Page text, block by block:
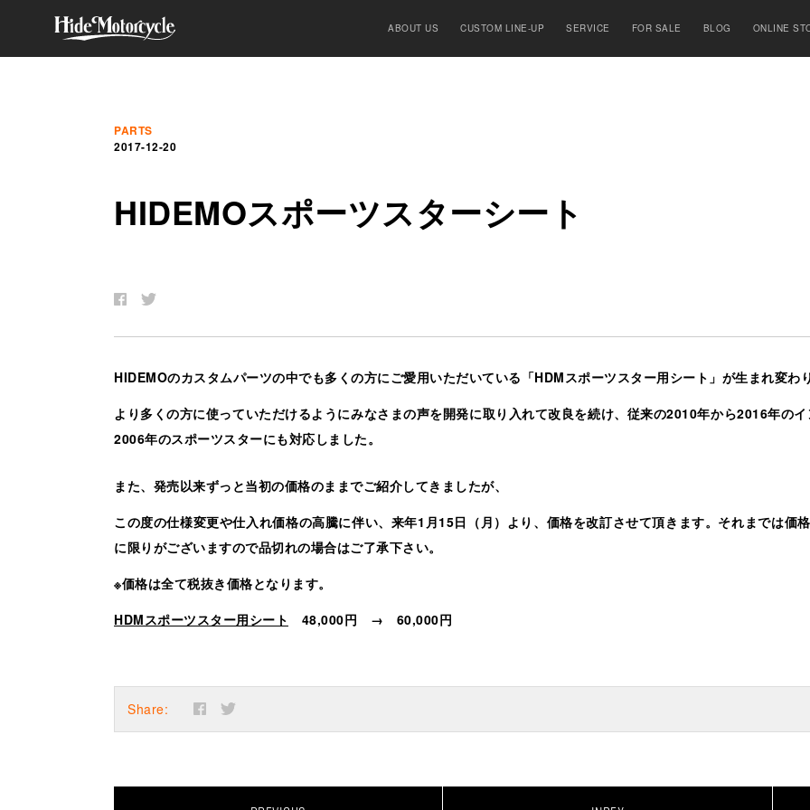
ABOUT US CUSTOM LINE-UP SERVICE FOR SALE BLOG ONLINE
PARTS
2017-12-20
HIDEMOスポーツスターシー ト
HIDEMOのカスタムパーツの中でも多くの方にご愛用いただいている「HDMスポーツスター用シート」が生まれ変わ
より多くの方に使っていただけるようにみなさまの声を開発に取り入れて改良を続け、従来の2010年から2016年の
2006年のスポーツスターにも対応 しました。
また、発売以来ずっと当初の価格のままでご紹介してきましたが、
この度の仕様変更や仕入れ価格の高騰に伴い、来年1月15日（月）より、価格を改訂させて頂きます。それまでは価
に限りがございますので品切れの場合はご了承下さい。
※価格は全て税抜き価格となります。
HDMスポーツスター用シート 48,000円 → 60,000円
Share: